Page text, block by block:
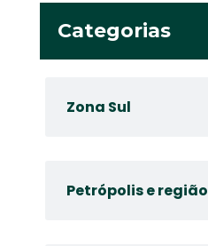
Categorias
Zona Sul
Petrópolis e região